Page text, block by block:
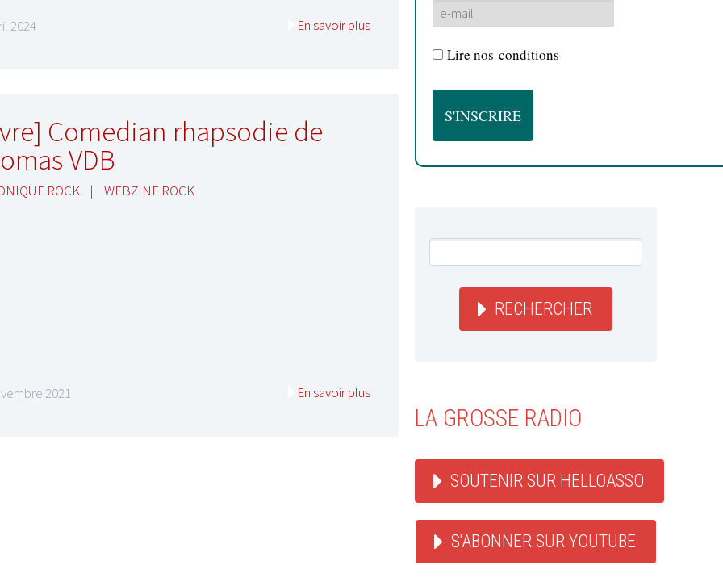
2024 En savoir plus
Comedian rhapsodie de
VDB
ROCK | WEBZINE ROCK
2021 En savoir plus
Lire nos conditions
RECHERCHER
LA GROSSE RADIO
SOUTENIR SUR HELLOASSO
S'ABONNER SUR YOUTUBE